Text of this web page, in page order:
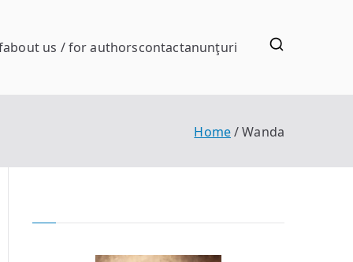
about us / for authorscontactanunţuri
Home Wanda